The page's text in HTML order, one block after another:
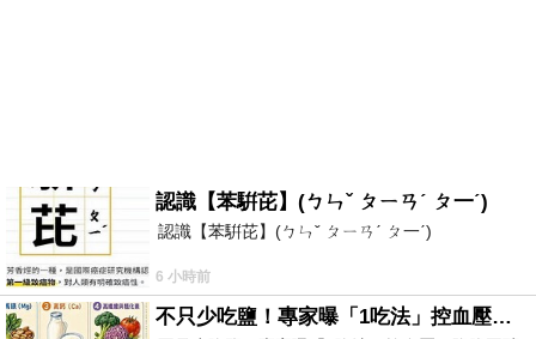
認識【苯騈芘】(ㄅㄣˇ ㄆㄧㄢˊ ㄆ一ˊ)
認識【苯騈芘】(ㄅㄣˇ ㄆㄧㄢˊ ㄆ一ˊ)
6 小時前
不只少吃鹽！專家曝「1吃法」控血壓、降膽固醇 - 得舒飲食(DASH Diet)